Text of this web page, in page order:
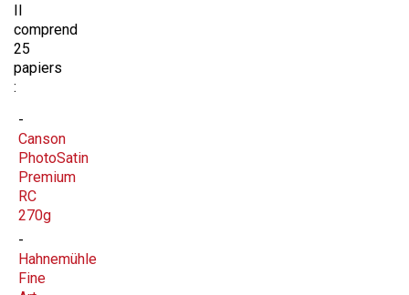
Il
comprend
25
papiers
:
Canson
PhotoSatin
Premium
RC
270g
Hahnemühle
Fine